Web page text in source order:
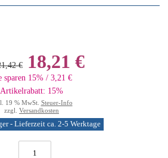
€18,21 €
sparen 15% / 3,21 €
Artikelrabatt: 15%
19 % MwSt. Steuer-Info
zzgl. Versandkosten
- Lieferzeit ca. 2-5 Werktage